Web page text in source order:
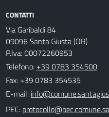
CONTATTI
Via Garibaldi 84
09096 Santa Giusta (OR)
P.Iva: 00072260953
Telefono: +39 0783 354500
Fax: +39 0783 354535
E-mail:
PEC: